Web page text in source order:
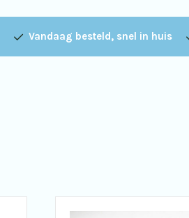
Vandaag besteld, snel in huis